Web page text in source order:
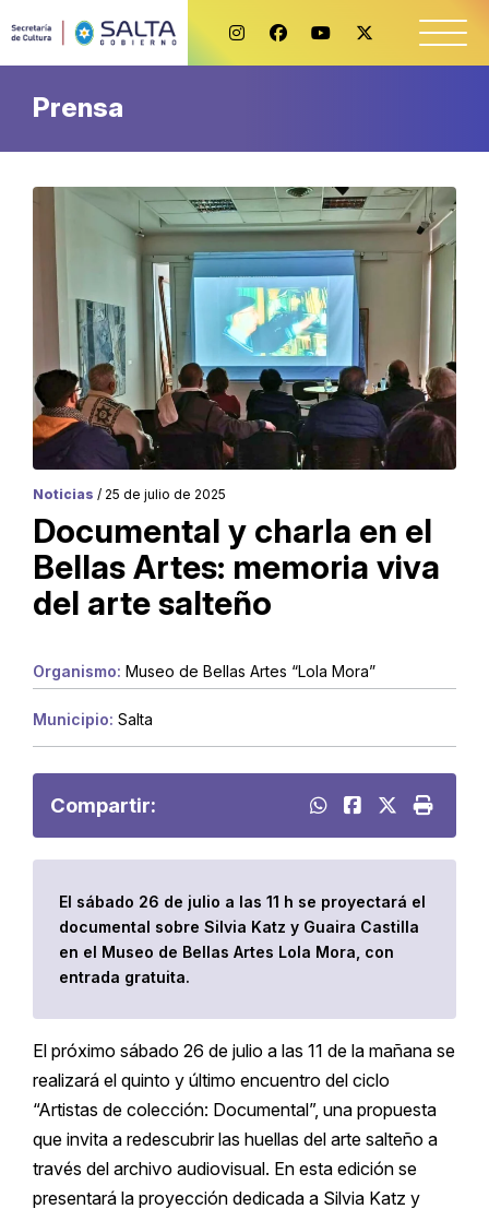
Prensa
Noticias / 25 de julio de 2025
Documental y charla en el
Bellas Artes: memoria viva
del arte salteño
Organismo: Museo de Bellas Artes “Lola Mora”
Municipio: Salta
Compartir:
El sábado 26 de julio a las 11 h se proyectará el
documental sobre Silvia Katz y Guaira Castilla
en el Museo de Bellas Artes Lola Mora, con
entrada gratuita.
El próximo sábado 26 de julio a las 11 de la mañana se
realizará el quinto y último encuentro del ciclo
“Artistas de colección: Documental”, una propuesta
que invita a redescubrir las huellas del arte salteño a
través del archivo audiovisual. En esta edición se
presentará la proyección dedicada a Silvia Katz y